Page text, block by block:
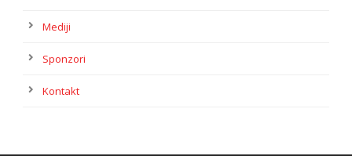
Mediji
Sponzori
Kontakt